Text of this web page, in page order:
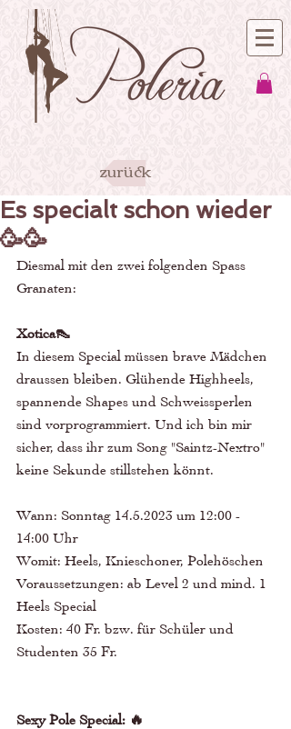
zurück
Es specialt schon wieder
🥳🥳
Diesmal mit den zwei folgenden Spass
Granaten:
Xotica👠
In diesem Special müssen brave Mädchen
draussen bleiben. Glühende Highheels,
spannende Shapes und Schweissperlen
sind vorprogrammiert. Und ich bin mir
sicher, dass ihr zum Song "Saintz-Nextro"
keine Sekunde stillstehen könnt.
Wann: Sonntag 14.5.2023 um 12:00 -
14:00 Uhr
Womit: Heels, Knieschoner, Polehöschen
Voraussetzungen: ab Level 2 und mind. 1
Heels Special
Kosten: 40 Fr. bzw. für Schüler und
Studenten 35 Fr.
Sexy Pole Special: 🔥